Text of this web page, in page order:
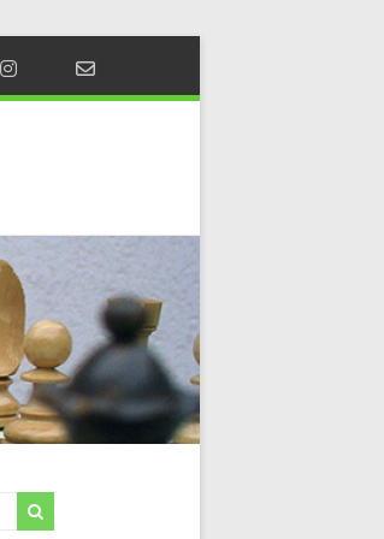
Münchener
Schach